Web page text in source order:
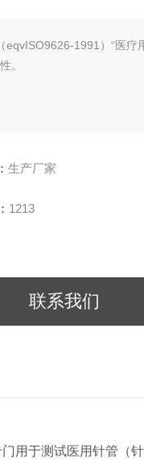
1991）“医疗
。
生产厂家
1213
联系我们
用于测试医用针管（